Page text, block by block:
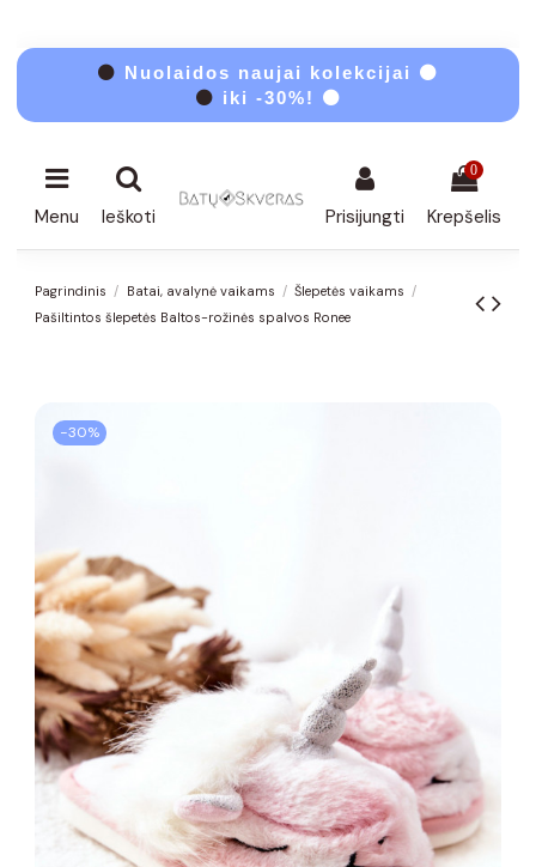
⚫ Nuolaidos naujai kolekcijai ⚫
⚫ iki -30%! ⚫
Menu Ieškoti Prisijungti
0
Krepšelis
Pagrindinis Batai, avalynė vaikams
Šlepetės vaikams
Pašiltintos šlepetės Baltos-rožinės spalvos Ronee
−30%